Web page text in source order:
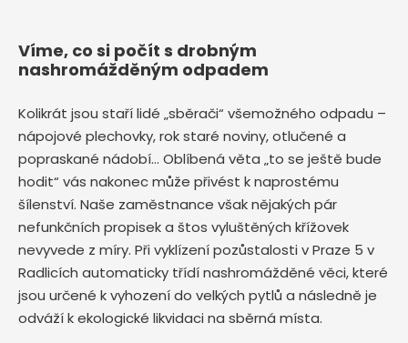
Víme, co si počít s drobným
nashromážděným odpadem
Kolikrát jsou staří lidé „sběrači“ všemožného odpadu –
nápojové plechovky, rok staré noviny, otlučené a
popraskané nádobí… Oblíbená věta „to se ještě bude
hodit“ vás nakonec může přivést k naprostému
šílenství. Naše zaměstnance však nějakých pár
nefunkčních propisek a štos vyluštěných křížovek
nevyvede z míry. Při vyklízení pozůstalosti v Praze 5 v
Radlicích automaticky třídí nashromážděné věci, které
jsou určené k vyhození do velkých pytlů a následně je
odváží k ekologické likvidaci na sběrná místa.